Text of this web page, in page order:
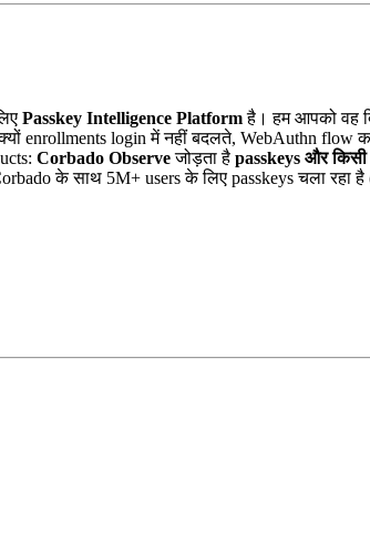
Passkey Intelligence Platformहै। हम आपको वह
enrollments login में नहीं बदलते, WebAuthn
Corbado Observeजोड़ता है passkeys और
के साथ 5M+ users के लिए passkeys चला रहा है